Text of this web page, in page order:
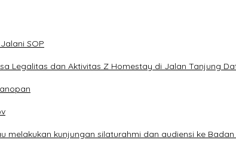
SOP
Legalitas dan Aktivitas Z Homestay di Jalan Tanjung
melakukan kunjungan silaturahmi dan audiensi ke